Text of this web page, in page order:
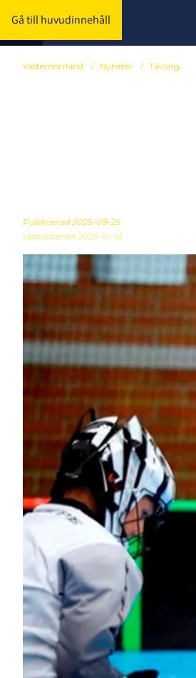
Gå till huvudinnehåll
Västernorrland / Nyheter / Tävling
Publicerad 2025-09-25
Uppdaterad 2025-10-14